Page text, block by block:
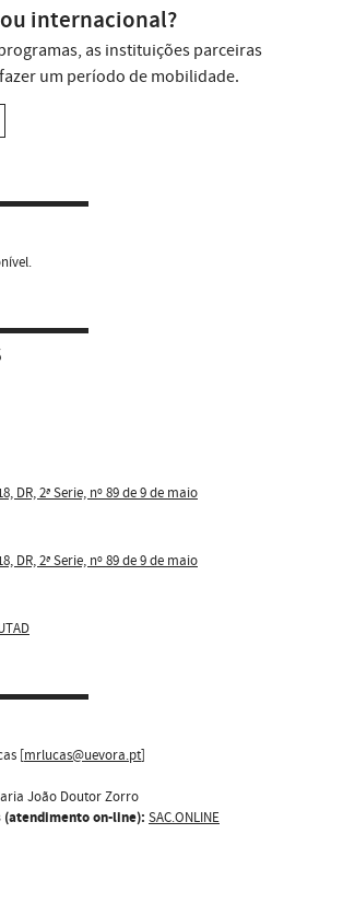
internacional?
as instituições parceiras
um período de mobilidade.
DR, 2ª Serie, nº 89 de 9 de maio
DR, 2ª Serie, nº 89 de 9 de maio
[mrlucas@uevora.pt]
João Doutor Zorro
(atendimento on-line): SAC.ONLINE